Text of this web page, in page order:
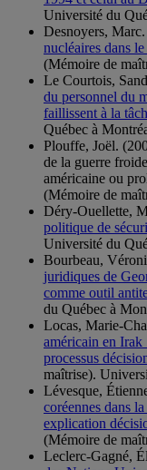
Université du
Desnoyers,
nucléaires dans
(Mémoire de
Le Courtois,
du personnel du
faillissent à la
Québec à
Plouffe, Joël.
de la guerre
américaine ou
(Mémoire de
Déry-Ouellette,
politique de
Université du
Bourbeau,
juridiques de
comme outil
du Québec à
Locas, Marie-
américain en Irak
processus
maîtrise).
Lévesque,
coréennes dans
explication
(Mémoire de
Leclerc-Gagné,